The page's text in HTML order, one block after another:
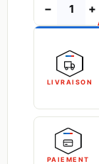
− +
LIVRAISON
PAIEMENT